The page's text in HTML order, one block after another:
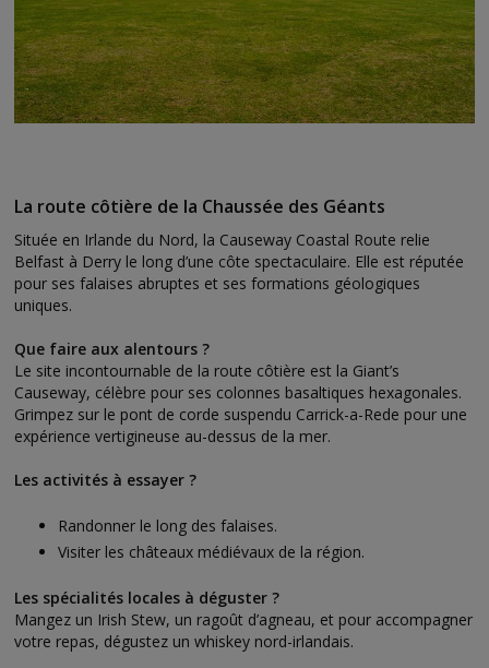
La route côtière de la Chaussée des Géants
Située en Irlande du Nord, la Causeway Coastal Route relie
Belfast à Derry le long d’une côte spectaculaire. Elle est réputée
pour ses falaises abruptes et ses formations géologiques
uniques.
Que faire aux alentours ?
Le site incontournable de la route côtière est la Giant’s
Causeway, célèbre pour ses colonnes basaltiques hexagonales.
Grimpez sur le pont de corde suspendu Carrick-a-Rede pour une
expérience vertigineuse au-dessus de la mer.
Les activités à essayer ?
Randonner le long des falaises.
Visiter les châteaux médiévaux de la région.
Les spécialités locales à déguster ?
Mangez un Irish Stew, un ragoût d’agneau, et pour accompagner
votre repas, dégustez un whiskey nord-irlandais.